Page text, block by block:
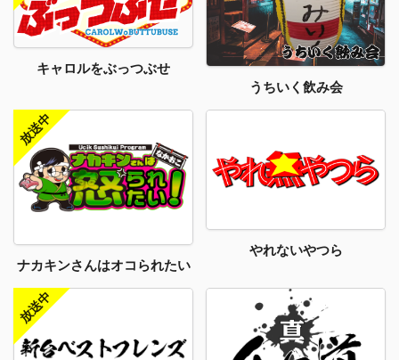
キャロルをぶっつぶせ
うちいく飲み会
ナカキンさんはオコられたい
やれないやつら